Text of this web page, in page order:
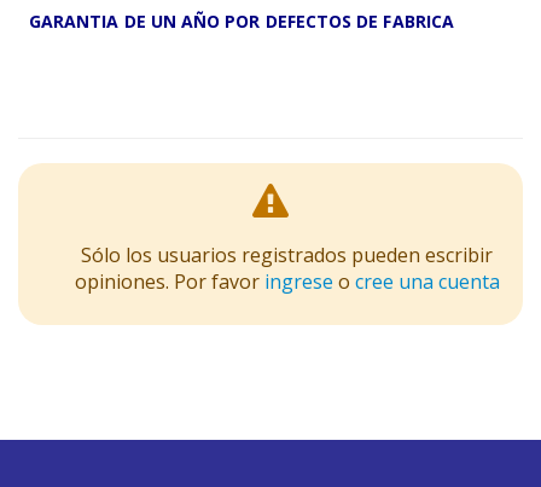
GARANTIA DE UN AÑO POR DEFECTOS DE FABRICA
Sólo los usuarios registrados pueden escribir
opiniones. Por favor ingrese o cree una cuenta